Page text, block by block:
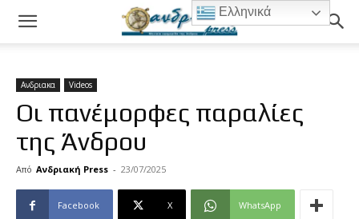
Ανδριακα Videos
Οι πανέμορφες παραλίες
της Άνδρου
Από Ανδριακή Press - 23/07/2025
Facebook X WhatsApp
Ελληνικά